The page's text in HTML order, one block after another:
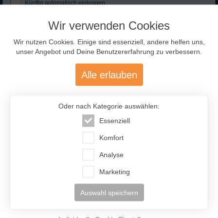
Ja Selten Nie
Ich bin eher zurückhaltend und ruhig.
Künftig automatisch einloggen
Adresse abrufen
Ausgewählte Traumfrauen- nur für Dich!
Figur:
Partner:
ab 40 Jahre
Wir verwenden Cookies
Wir nutzen Cookies. Einige sind essenziell, andere helfen uns,
unser Angebot und Deine Benutzererfahrung zu verbessern.
Alle erlauben
Oder nach Kategorie auswählen:
Essenziell
Komfort
Analyse
Marketing
Auswahl speichern